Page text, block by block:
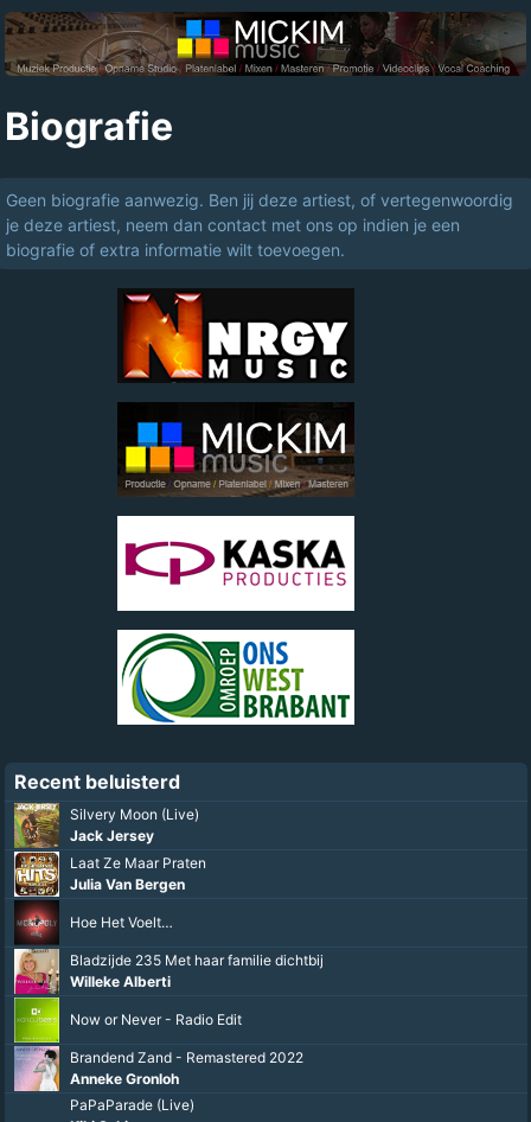
Biografie
Geen biografie aanwezig. Ben jij deze artiest, of vertegenwoordig
je deze artiest, neem dan contact met ons op indien je een
biografie of extra informatie wilt toevoegen.
Recent beluisterd
Silvery Moon (Live)
Jack Jersey
Laat Ze Maar Praten
Julia Van Bergen
Hoe Het Voelt…
Bladzijde 235 Met haar familie dichtbij
Willeke Alberti
Now or Never - Radio Edit
Brandend Zand - Remastered 2022
Anneke Gronloh
PaPaParade (Live)